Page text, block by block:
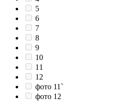
5
6
7
8
9
10
11
12
фото 11`
фото 12